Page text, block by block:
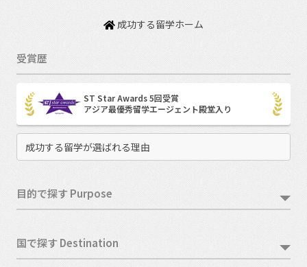
成功する留学ホーム
受賞歴
ST Star Awards 5回受賞
アジア最優秀留学エージェント殿堂入り
成功する留学が選ばれる理由
目的で探す Purpose
国で探す Destination